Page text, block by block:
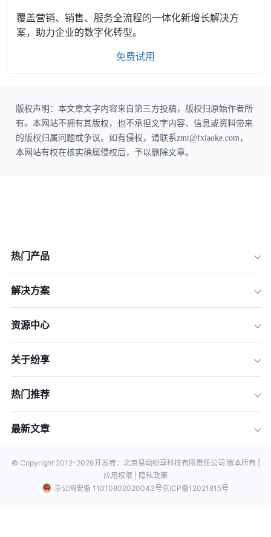
覆盖营销、销售、服务全流程的一体化新增长解决方
案，助力企业的数字化转型。
免费试用
版权声明：本文章文字内容来自第三方投稿，版权归原始作者所
有。本网站不拥有其版权，也不承担文字内容、信息或资料带来
的版权归属问题或争议。如有侵权，请联系zmt@fxiaoke.com，
本网站有权在核实确属侵权后，予以删除文章。
热门产品
解决方案
资源中心
关于纷享
热门推荐
最新文章
© Copyright 2012-2026开发者：北京易动纷享科技有限责任公司 版本所有 |
应用权限 |
隐私政策
京公网安备 11010802020043号京ICP备12021815号